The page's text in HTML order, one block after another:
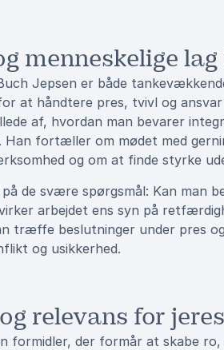
menneskelige
Jepsen er både
at håndtere pres, tvivl og
af, hvordan man bevarer
Han fortæller om mødet med
og om at finde styrke
de svære spørgsmål: Kan man
arbejdet ens syn på
træffe beslutninger under pres
og usikkerhed.
relevans for
formidler, der formår at skabe